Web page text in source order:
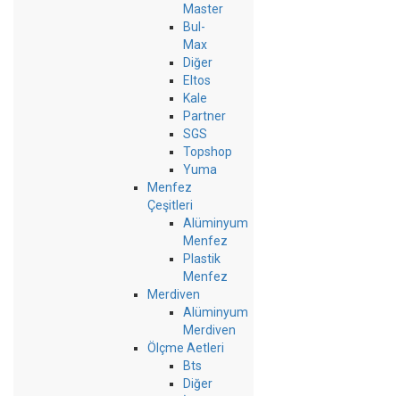
Master
Bul-
Max
Diğer
Eltos
Kale
Partner
SGS
Topshop
Yuma
Menfez
Çeşitleri
Alüminyum
Menfez
Plastik
Menfez
Merdiven
Alüminyum
Merdiven
Ölçme Aetleri
Bts
Diğer